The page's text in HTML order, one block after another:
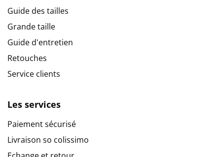
Guide des tailles
Grande taille
Guide d'entretien
Retouches
Service clients
Les services
Paiement sécurisé
Livraison so colissimo